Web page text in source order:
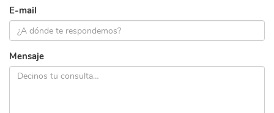
E-mail
Mensaje